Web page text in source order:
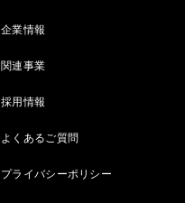
企業情報
関連事業
採用情報
よくあるご質問
プライバシーポリシー